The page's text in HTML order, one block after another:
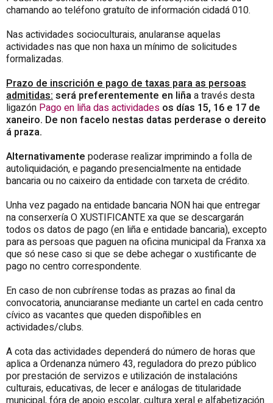
chamando ao teléfono gratuíto de información cidadá 010.
Nas actividades socioculturais, anularanse aquelas
actividades nas que non haxa un mínimo de solicitudes
formalizadas.
Prazo de inscrición e pago de taxas para as persoas
admitidas:será preferentemente en liñaa través desta
ligazón Pago en liña das actividades os días 15, 16 e 17 de
xaneiro. De non facelo nestas datas perderase o dereito
á praza.
Alternativamente poderase realizarimprimindo a folla de
autoliquidación, e pagando presencialmente na entidade
bancaria ou no caixeiro da entidade con tarxeta de crédito.
Unha vez pagado na entidade bancaria NON hai que entregar
na conserxería O XUSTIFICANTE xa que se descargarán
todos os datos de pago (en liña e entidade bancaria), excepto
para as persoas que paguen na oficina municipal da Franxa xa
que só nese caso si que se debe achegar o xustificante de
pago no centro correspondente.
En caso de non cubrírense todas as prazas ao final da
convocatoria, anunciaranse mediante un cartel en cada centro
cívico as vacantes que queden dispoñibles en
actividades/clubs.
A cota das actividades dependerá do número de horas que
aplica a Ordenanza número 43, reguladora do prezo público
por prestación de servizos e utilización de instalacións
culturais, educativas, de lecer e análogas de titularidade